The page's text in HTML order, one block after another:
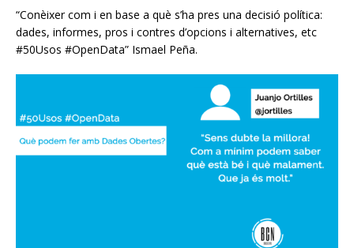
“Conèixer com i en base a què s’ha pres una decisió política:
dades, informes, pros i contres d’opcions i alternatives, etc
#50Usos #OpenData” Ismael Peña.